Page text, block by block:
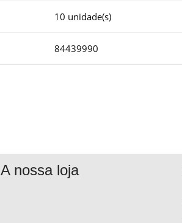
10 unidade(s)
84439990
A nossa loja